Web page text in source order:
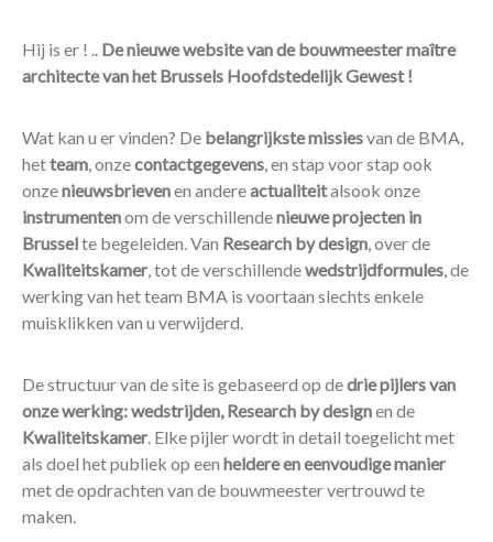
Hij is er ! .. De nieuwe website van de bouwmeester maître
architecte van het Brussels Hoofdstedelijk Gewest !
Wat kan u er vinden? De belangrijkste missiesvan de BMA,
hetteam, onzecontactgegevens, en stap voor stap ook
onzenieuwsbrievenen andereactualiteitalsook onze
instrumentenom de verschillendenieuwe projecten in
Brusselte begeleiden. Van Research by design, over de
Kwaliteitskamer, tot de verschillendewedstrijdformules, de
werking van het team BMA is voortaan slechts enkele
muisklikken van u verwijderd.
De structuur van de site is gebaseerd op dedrie pijlers van
onze werking: wedstrijden, Research by designen de
Kwaliteitskamer. Elke pijler wordt in detail toegelicht met
als doel het publiek op een heldere en eenvoudige manier
met de opdrachten van de bouwmeester vertrouwd te
maken.